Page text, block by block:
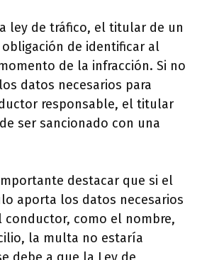
ley de tráfico, el titular de un
de identificar al
de la infracción. Si no
datos necesarios para
responsable, el titular
ser sancionado con una
destacar que si el
aporta los datos necesarios
conductor, como el nombre,
la multa no estaría